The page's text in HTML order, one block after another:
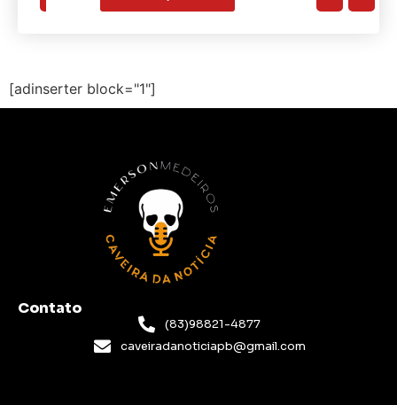
[adinserter block="1"]
Contato
(83)98821-4877
caveiradanoticiapb@gmail.com